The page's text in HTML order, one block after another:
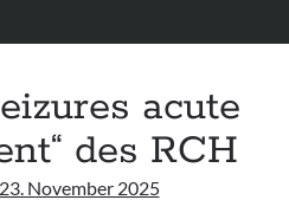
acute
des RCH
23. November 2025